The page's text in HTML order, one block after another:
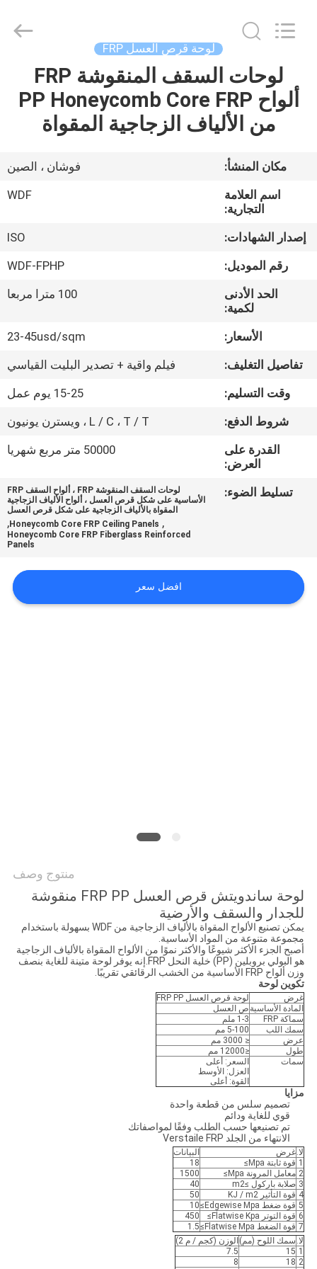
منزل،
بيت
معلومات
جولة
مراقبة
الجودة
اتصل
أخبار
خريطة
الموقع
Foshan
Wonderful
Reserved.
Developed
لوحة قرص العسل FRP
لوحات السقف المنقوشة FRP
ألواح PP Honeycomb Core FRP
من الألياف الزجاجية المقواة
مكان المنشأ:
فوشان ، الصين
اسم العلامة
التجارية:
WDF
إصدار الشهادات:
ISO
رقم الموديل:
WDF-FPHP
الحد الأدنى
لكمية:
100 مترا مربعا
الأسعار:
23-45usd/sqm
تفاصيل التغليف:
فيلم واقية + تصدير البليت القياسي
وقت التسليم:
15-25 يوم عمل
شروط الدفع:
L / C ، T / T ، ويسترن يونيون
القدرة على
العرض:
50000 متر مربع شهريا
تسليط الضوء:
لوحات السقف المنقوشة FRP ، ألواح السقف FRP
الأساسية على شكل قرص العسل ، ألواح الألياف الزجاجية
المقواة بالألياف الزجاجية على شكل قرص العسل
,
Honeycomb Core FRP Ceiling Panels
,
Honeycomb Core FRP Fiberglass Reinforced
Panels
افضل سعر
منتوج وصف
لوحة ساندويتش قرص العسل FRP PP منقوشة
للجدار والسقف والأرضية
يمكن تصنيع الألواح المقواة بالألياف الزجاجية من WDF بسهولة باستخدام
مجموعة متنوعة من المواد الأساسية.
أصبح الجزء الأكثر شيوعًا والأكثر نموًا من الألواح المقواة بالألياف الزجاجية
هو البولي بروبلين (PP) خلية النحل FRP.إنه يوفر لوحة متينة للغاية بنصف
وزن ألواح FRP الأساسية من الخشب الرقائقي تقريبًا.
تكوين لوحة
غرض
لوحة قرص العسل FRP PP
المادة الأساسية ص العسل
سماكة FRP
1-3 ملم
سمك اللب
5-100 مم
عرض
≤ 3000 مم
طول
≤12000 مم
سمات
السعر: أعلى
العزل: الأوسط
القوة: أعلى
مزايا
تصميم سلس من قطعة واحدة
قوي للغاية ودائم
تم تصنيعها حسب الطلب وفقًا لمواصفاتك
الانتهاء من الجلد Verstaile FRP
لا.غرض
البيانات
1 قوة ثابتة Mpa≥
18
2 معامل المرونة Mpa≥
1500
3 صلابة باركول ≥m2
40
4 قوة التأثير KJ / m2
50
5 قوة ضغط Edgewise Mpa≥
10
6 قوة التوتر Flatwise Kpa≥
450
7 قوة الضغط Flatwise Mpa≥
1.5
لا. سمك اللوح (مم) الوزن (كجم / م 2)
1
15
7.5
2
18
8